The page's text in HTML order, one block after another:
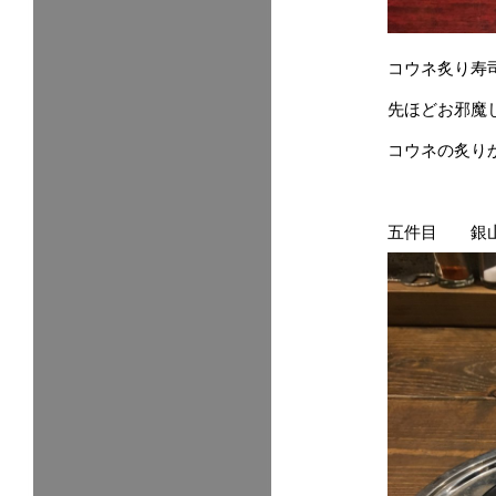
コウネ炙り寿
先ほどお邪魔
コウネの炙り
五件目 銀